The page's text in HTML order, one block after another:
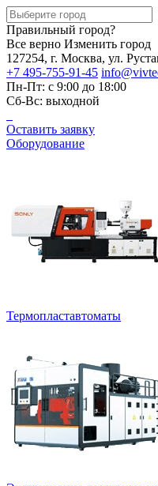
Правильный город?
Все верно Изменить город
127254, г. Москва, ул.
+7 495-755-91-45
Пн-Пт: с 9:00 до 18:00
Сб-Вс: выходной
Оставить заявку
Оборудование
Термопластавтоматы